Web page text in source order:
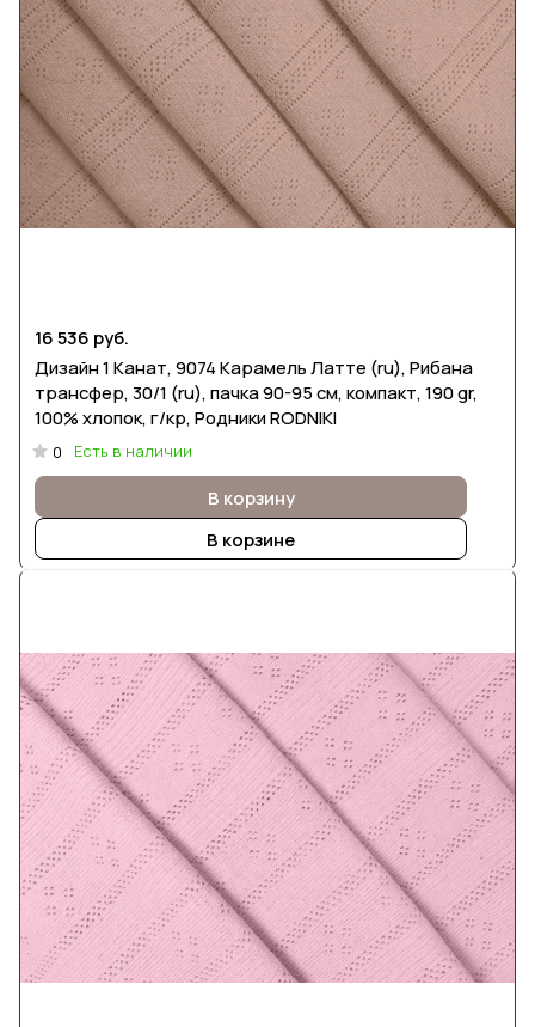
16 536 руб.
Дизайн 1 Канат, 9074 Карамель Латте (ru), Рибана
трансфер, 30/1 (ru), пачка 90-95 см, компакт, 190 gr,
100% хлопок, г/кр, Родники RODNIKI
0 Есть в наличии
В корзину
В корзине